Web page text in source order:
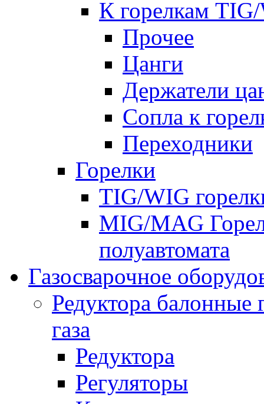
К горелкам
Прочее
Цанги
Держатели
Сопла к
Переходники
Горелки
TIG/WIG
MIG/MAG
полуавтомата
Газосварочное
Редуктора балонные
газа
Редуктора
Регуляторы